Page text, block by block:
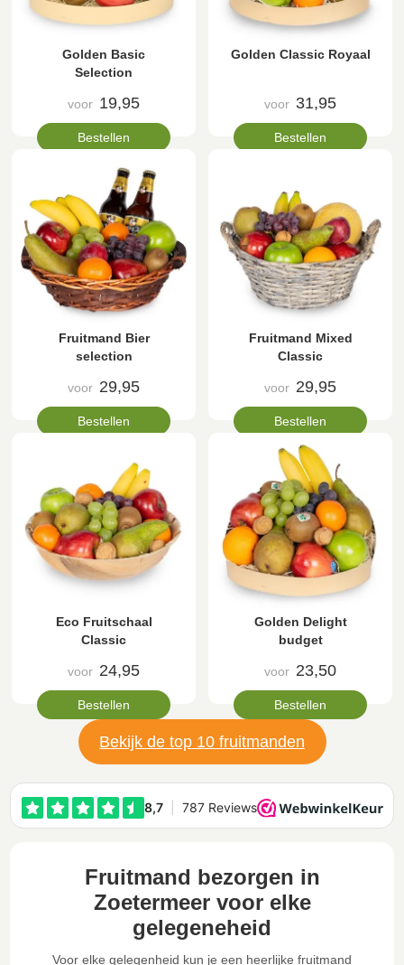
Golden Basic
Selection
voor 19,95
Bestellen
Golden Classic Royaal
voor 31,95
Bestellen
Fruitmand Bier
selection
voor 29,95
Bestellen
Fruitmand Mixed
Classic
voor 29,95
Bestellen
Eco Fruitschaal
Classic
voor 24,95
Bestellen
Golden Delight
budget
voor 23,50
Bestellen
Bekijk de top 10 fruitmanden
Fruitmand bezorgen in
Zoetermeer voor elke
gelegeneheid
Voor elke gelegenheid kun je een heerlijke fruitmand